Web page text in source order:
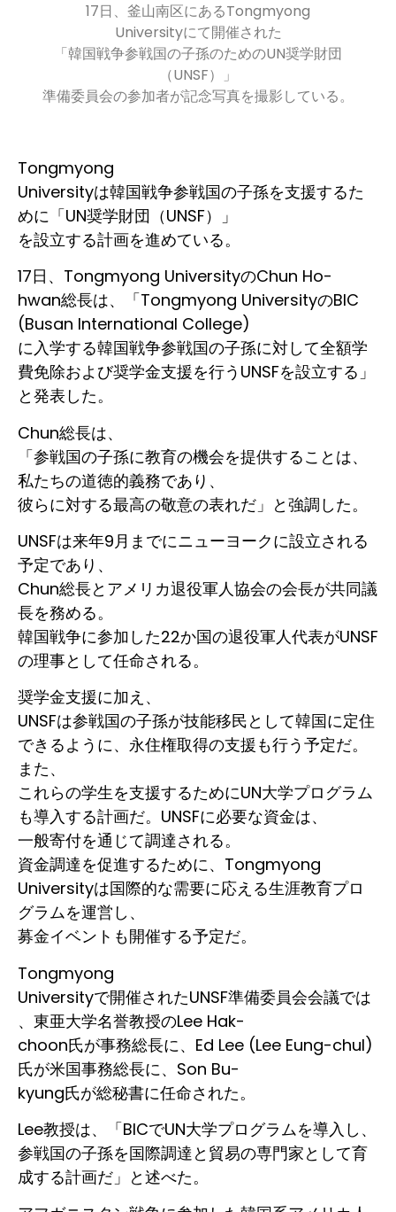
17日、釜山南区にあるTongmyong
Universityにて開催された
「韓国戦争参戦国の子孫のためのUN奨学財団
（UNSF）」
準備委員会の参加者が記念写真を撮影している。
Tongmyong
Universityは韓国戦争参戦国の子孫を支援するた
めに「UN奨学財団（UNSF）」
を設立する計画を進めている。
17日、Tongmyong UniversityのChun Ho-
hwan総長は、「Tongmyong UniversityのBIC
(Busan International College)
に入学する韓国戦争参戦国の子孫に対して全額学
費免除および奨学金支援を行うUNSFを設立する」
と発表した。
Chun総長は、
「参戦国の子孫に教育の機会を提供することは、
私たちの道徳的義務であり、
彼らに対する最高の敬意の表れだ」と強調した。
UNSFは来年9月までにニューヨークに設立される
予定であり、
Chun総長とアメリカ退役軍人協会の会長が共同議
長を務める。
韓国戦争に参加した22か国の退役軍人代表がUNSF
の理事として任命される。
奨学金支援に加え、
UNSFは参戦国の子孫が技能移民として韓国に定住
できるように、永住権取得の支援も行う予定だ。
また、
これらの学生を支援するためにUN大学プログラム
も導入する計画だ。UNSFに必要な資金は、
一般寄付を通じて調達される。
資金調達を促進するために、Tongmyong
Universityは国際的な需要に応える生涯教育プロ
グラムを運営し、
募金イベントも開催する予定だ。
Tongmyong
Universityで開催されたUNSF準備委員会会議では
、東亜大学名誉教授のLee Hak-
choon氏が事務総長に、Ed Lee (Lee Eung-chul)
氏が米国事務総長に、Son Bu-
kyung氏が総秘書に任命された。
Lee教授は、「BICでUN大学プログラムを導入し、
参戦国の子孫を国際調達と貿易の専門家として育
成する計画だ」と述べた。